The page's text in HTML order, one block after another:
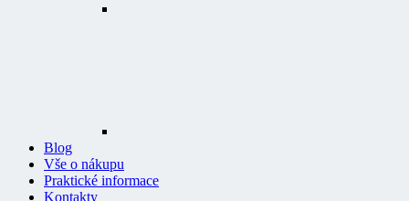
Vše o nákupu
Praktické informace
Kontakty
Prodejny